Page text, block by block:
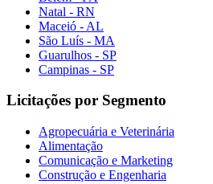
Natal - RN
Maceió - AL
São Luís - MA
Guarulhos - SP
Campinas - SP
Licitações por Segmento
Agropecuária e Veterinária
Alimentação
Comunicação e Marketing
Construção e Engenharia